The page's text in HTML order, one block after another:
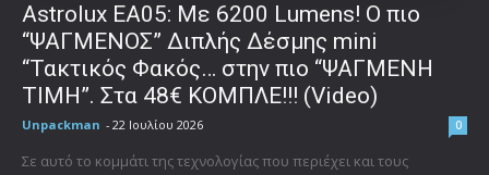
Astrolux ΕΑ05: Με 6200 Lumens! Ο πιο
“ΨΑΓΜΕΝΟΣ” Διπλής Δέσμης mini
“Τακτικός Φακός… στην πιο “ΨΑΓΜΕΝΗ
ΤΙΜΗ”. Στα 48€ ΚΟΜΠΛΕ!!! (Video)
Unpackman - 22 Ιουλίου 2026 0
Σε αυτό το κομμάτι της τεχνολογίας που περιέχει και τους